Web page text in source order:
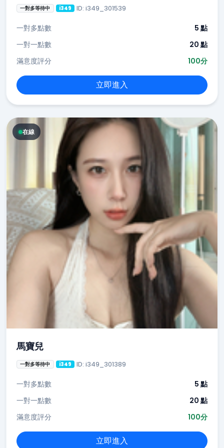
一對多等待中 i349 ID: i349_301539
一對多點數
5 點
一對一點數
20 點
滿意度評分
100分
立即進入
在線
馬寶兒
一對多等待中 i349 ID: i349_301389
一對多點數
5 點
一對一點數
20 點
滿意度評分
100分
立即進入